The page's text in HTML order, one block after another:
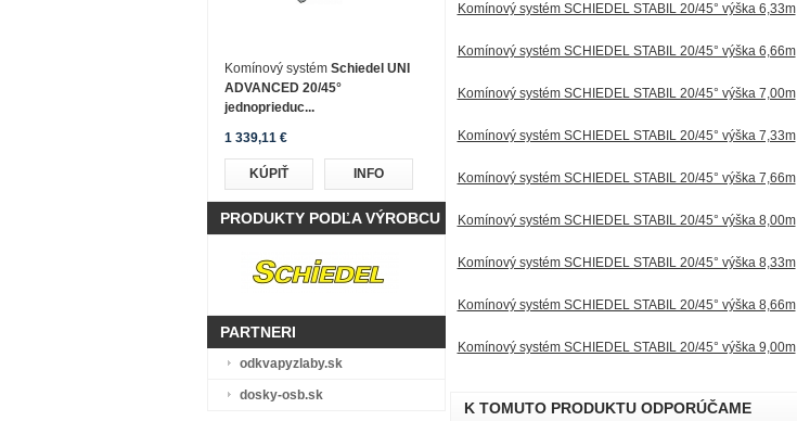
Komínový systém Schiedel UNI
ADVANCED 20/45°
jednoprieduc...
1 339,11 €
KÚPIŤ INFO
PRODUKTY PODĽA VÝROBCU
PARTNERI
odkvapyzlaby.sk
dosky-osb.sk
Komínový systém SCHIEDEL STABIL 20/45° výška 6,33m
Komínový systém SCHIEDEL STABIL 20/45° výška 6,66m
Komínový systém SCHIEDEL STABIL 20/45° výška 7,00m
Komínový systém SCHIEDEL STABIL 20/45° výška 7,33m
Komínový systém SCHIEDEL STABIL 20/45° výška 7,66m
Komínový systém SCHIEDEL STABIL 20/45° výška 8,00m
Komínový systém SCHIEDEL STABIL 20/45° výška 8,33m
Komínový systém SCHIEDEL STABIL 20/45° výška 8,66m
Komínový systém SCHIEDEL STABIL 20/45° výška 9,00m
K TOMUTO PRODUKTU ODPORÚČAME